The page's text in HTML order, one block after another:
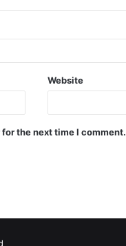
Website
the next time I comment.